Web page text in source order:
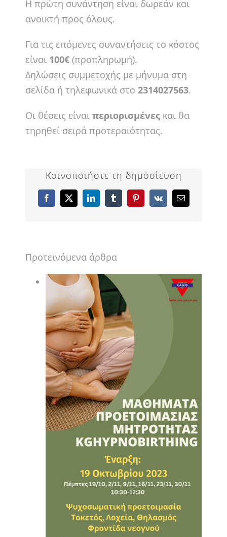
Η πρώτη συνάντηση είναι δωρεάν και
ανοικτή προς όλους.
Για τις επόμενες συναντήσεις το κόστος
είναι 100€ (προπληρωμή).
Δηλώσεις συμμετοχής με μήνυμα στη
σελίδα ή τηλεφωνικά στο 2314027563.
Οι θέσεις είναι περιορισμένες και θα
τηρηθεί σειρά προτεραιότητας.
Κοινοποιήστε τη δημοσίευση
Facebook
X LinkedInTumblrPinterest
Vk Email
Προτεινόμενα άρθρα